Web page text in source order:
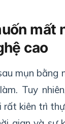
mất
cao
mụn bằng
Tuy
rất kiên trì